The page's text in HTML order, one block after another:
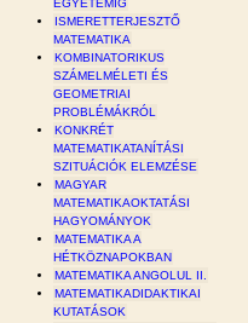
EGYETEMIG
ISMERETTERJESZTŐ
MATEMATIKA
KOMBINATORIKUS
SZÁMELMÉLETI ÉS
GEOMETRIAI
PROBLÉMÁKRÓL
KONKRÉT
MATEMATIKATANÍTÁSI
SZITUÁCIÓK ELEMZÉSE
MAGYAR
MATEMATIKAOKTATÁSI
HAGYOMÁNYOK
MATEMATIKA A
HÉTKÖZNAPOKBAN
MATEMATIKA ANGOLUL II.
MATEMATIKADIDAKTIKAI
KUTATÁSOK